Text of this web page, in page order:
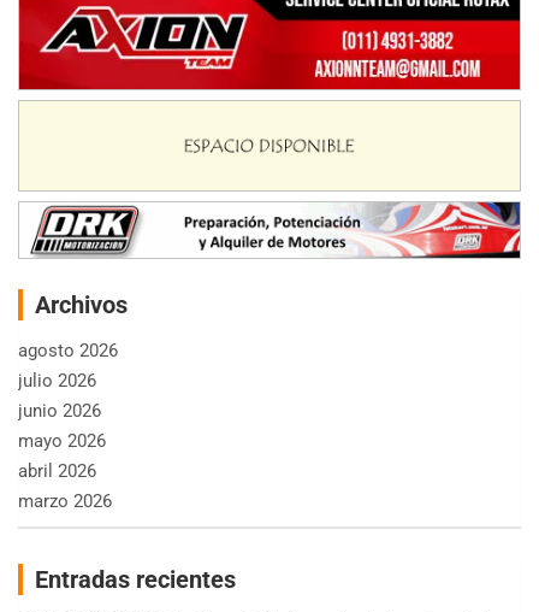
Archivos
agosto 2026
julio 2026
junio 2026
mayo 2026
abril 2026
marzo 2026
Entradas recientes